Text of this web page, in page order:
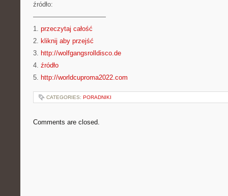
źródło:
———————————
1. przeczytaj całość
2. kliknij aby przejść
3. http://wolfgangsrolldisco.de
4. źródło
5. http://worldcuproma2022.com
CATEGORIES: PORADNIKI
Comments are closed.